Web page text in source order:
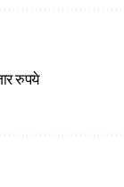
रुपये